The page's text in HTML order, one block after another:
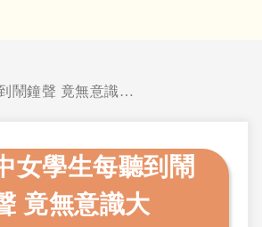
中醫大兒醫急救診斷罕見心律不整 奇蹟救回性命
女學生每聽到鬧
竟無意識大